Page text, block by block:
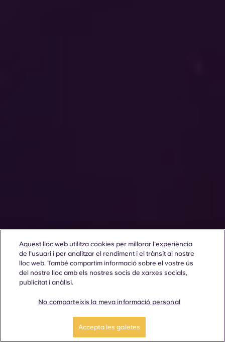
Aquest lloc web utilitza cookies per millorar l'experiència
de l'usuari i per analitzar el rendiment i el trànsit al nostre
lloc web. També compartim informació sobre el vostre ús
del nostre lloc amb els nostres socis de xarxes socials,
publicitat i anàlisi.
No comparteixis la meva informació personal
Accepta les galetes